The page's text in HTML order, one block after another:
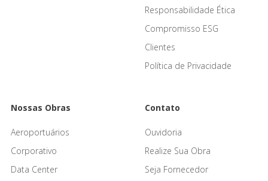
Responsabilidade Ética
Compromisso ESG
Clientes
Política de Privacidade
Nossas Obras
Aeroportuários
Corporativo
Data Center
Contato
Ouvidoria
Realize Sua Obra
Seja Fornecedor